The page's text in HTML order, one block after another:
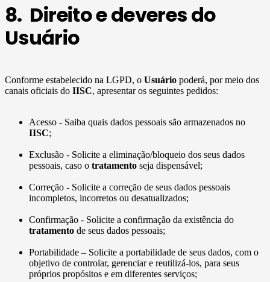
8. Direito e deveres do
Usuário
Conforme estabelecido na LGPD, o Usuário poderá, por meio dos
canais oficiais do IISC, apresentar os seguintes pedidos:
Acesso - Saiba quais dados pessoais são armazenados no
IISC;
Exclusão - Solicite a eliminação/bloqueio dos seus dados
pessoais, caso o tratamento seja dispensável;
Correção - Solicite a correção de seus dados pessoais
incompletos, incorretos ou desatualizados;
Confirmação - Solicite a confirmação da existência do
tratamento de seus dados pessoais;
Portabilidade – Solicite a portabilidade de seus dados, com o
objetivo de controlar, gerenciar e reutilizá-los, para seus
próprios propósitos e em diferentes serviços;